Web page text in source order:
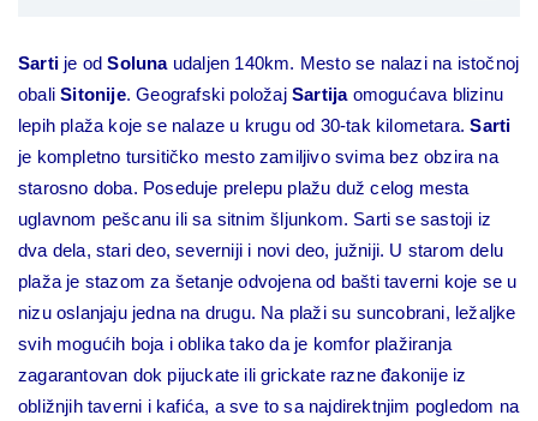
Sarti je odSolunaudaljen 140km. Mesto se nalazi na istočnoj
obaliSitonije. Geografski položajSartijaomogućava blizinu
lepih plaža koje se nalaze u krugu od 30-tak kilometara.Sarti
je kompletno tursitičko mesto zamiljivo svima bez obzira na
starosno doba. Poseduje prelepu plažu duž celog mesta
uglavnom pešcanu ili sa sitnim šljunkom. Sarti se sastoji iz
dva dela, stari deo, severniji i novi deo, južniji. U starom delu
plaža je stazom za šetanje odvojena od bašti taverni koje se u
nizu oslanjaju jedna na drugu. Na plaži su suncobrani, ležaljke
svih mogućih boja i oblika tako da je komfor plažiranja
zagarantovan dok pijuckate ili grickate razne đakonije iz
obližnjih taverni i kafića, a sve to sa najdirektnjim pogledom na